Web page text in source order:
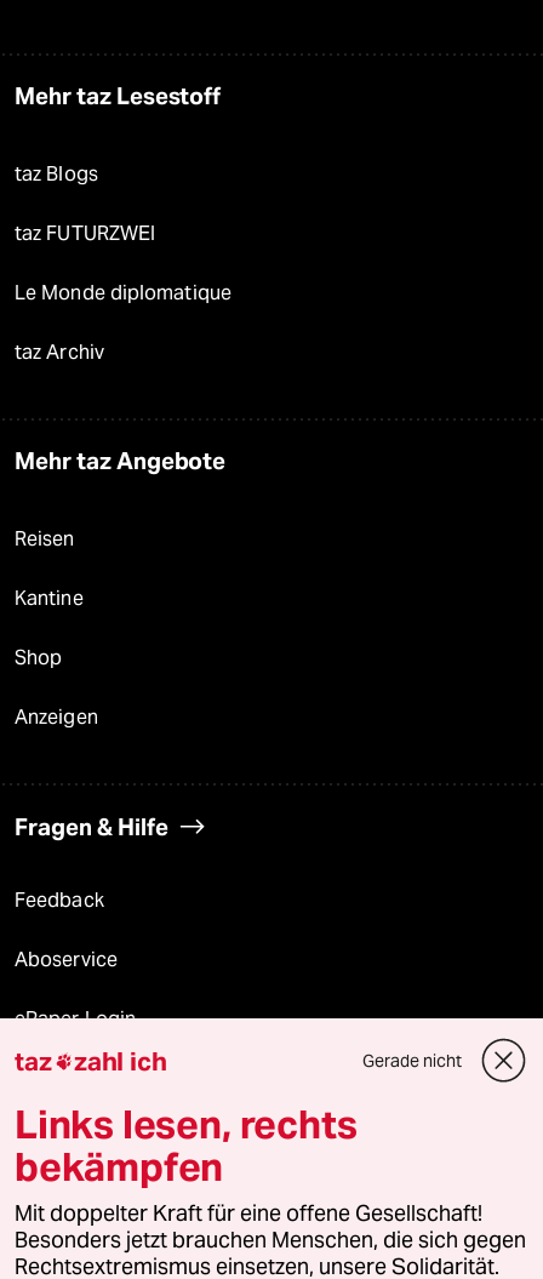
Mehr taz Lesestoff
taz Blogs
taz FUTURZWEI
Le Monde diplomatique
taz Archiv
Mehr taz Angebote
Reisen
Kantine
Shop
Anzeigen
Fragen & Hilfe
Feedback
Aboservice
ePaper Login
Downloads für Abonnierende
© 2026 taz Verlags und Vertriebs GmbH
Alle Rechte vorbehalten. Bei rechtlichen Fragen oder für Genehmigungen
wenden Sie sich bitte an
lizenzen@taz.de
taz zahl ich Gerade nicht
Links lesen, rechts
bekämpfen
Mit doppelter Kraft für eine offene Gesellschaft!
Besonders jetzt brauchen Menschen, die sich gegen
Rechtsextremismus einsetzen, unsere Solidarität.